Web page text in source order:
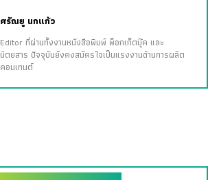
ศรัณยู นกแก้ว
Editor ที่ผ่านทั้งงานหนังสือพิมพ์ พ็อกเก็ตบุ๊ค และ
นิตยสาร ปัจจุบันยังคงสมัครใจเป็นแรงงานด้านการผลิต
คอนเทนต์